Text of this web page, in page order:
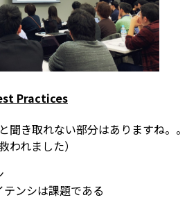
Practices
聞き取れない部分はありますね。。
れました）
ンシは課題である